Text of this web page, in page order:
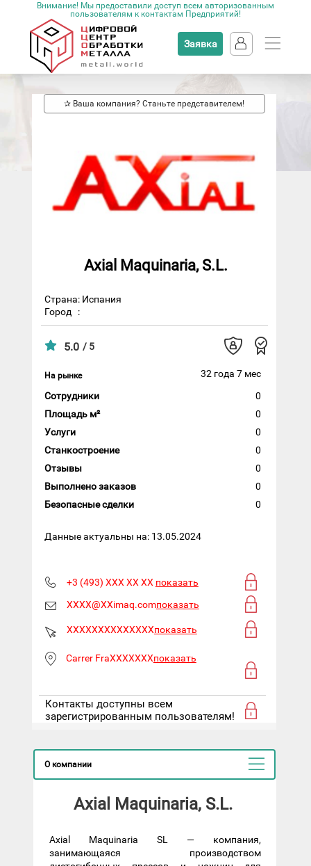
Внимание! Мы предоставили доступ всем авторизованным
пользователям к контактам Предприятий!
Заявка
✰ Ваша компания? Станьте представителем!
Axial Maquinaria, S.L.
Страна: Испания
Город
:
5.0 / 5
На рынке
32 года 7 мес
Сотрудники
0
Площадь м²
0
Услуги
0
Станкостроение
0
Отзывы
0
Выполнено заказов
0
Безопасные сделки
0
Данные актуальны на: 13.05.2024
+3 (493) XXX XX XX показать
XXXX@XXimaq.comпоказать
XXXXXXXXXXXXXXпоказать
Carrer FraXXXXXXXпоказать
Контакты доступны всем
зарегистрированным пользователям!
О компании
Axial Maquinaria, S.L.
Axial Maquinaria SL — компания,
занимающаяся производством